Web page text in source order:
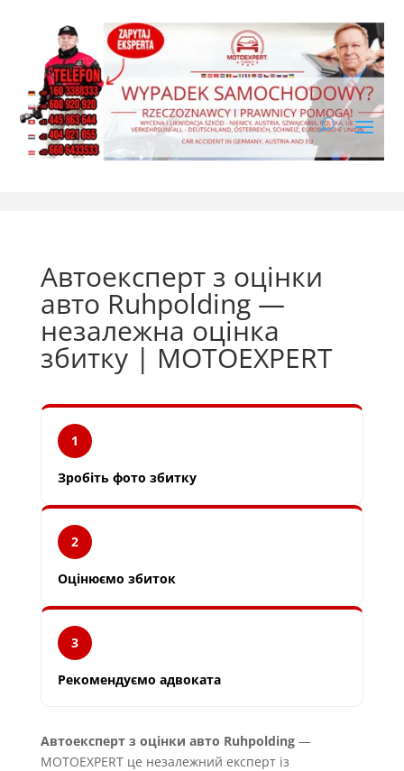
Автоексперт з оцінки
авто Ruhpolding —
незалежна оцінка
збитку | MOTOEXPERT
1
Зробіть фото збитку
2
Оцінюємо збиток
3
Рекомендуємо адвоката
Автоексперт з оцінки авто Ruhpolding—
MOTOEXPERT це незалежний експерт із